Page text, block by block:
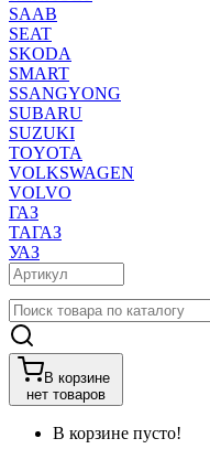
SAAB
SEAT
SKODA
SMART
SSANGYONG
SUBARU
SUZUKI
TOYOTA
VOLKSWAGEN
VOLVO
ГАЗ
ТАГАЗ
УАЗ
В корзине
нет товаров
В корзине пусто!